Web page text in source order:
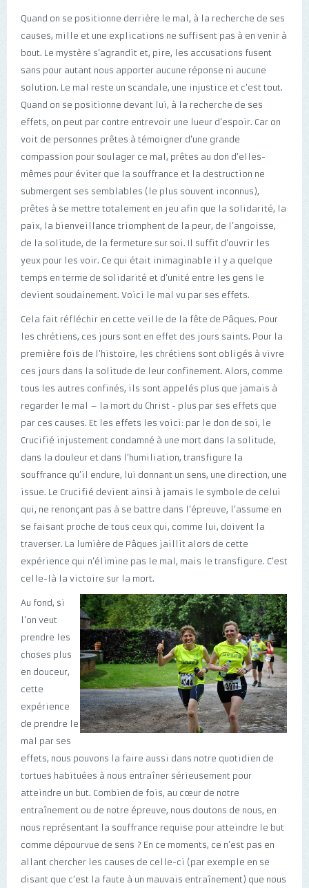
Quand on se positionne derrière le mal, à la recherche de ses
causes, mille et une explications ne suffisent pas à en venir à
bout. Le mystère s’agrandit et, pire, les accusations fusent
sans pour autant nous apporter aucune réponse ni aucune
solution. Le mal reste un scandale, une injustice et c’est tout.
Quand on se positionne devant lui, à la recherche de ses
effets, on peut par contre entrevoir une lueur d’espoir. Car on
voit de personnes prêtes à témoigner d’une grande
compassion pour soulager ce mal, prêtes au don d’elles-
mêmes pour éviter que la souffrance et la destruction ne
submergent ses semblables (le plus souvent inconnus),
prêtes à se mettre totalement en jeu afin que la solidarité, la
paix, la bienveillance triomphent de la peur, de l’angoisse,
de la solitude, de la fermeture sur soi. Il suffit d’ouvrir les
yeux pour les voir. Ce qui était inimaginable il y a quelque
temps en terme de solidarité et d’unité entre les gens le
devient soudainement. Voici le mal vu par ses effets.
Cela fait réfléchir en cette veille de la fête de Pâques. Pour
les chrétiens, ces jours sont en effet des jours saints. Pour la
première fois de l’histoire, les chrétiens sont obligés à vivre
ces jours dans la solitude de leur confinement. Alors, comme
tous les autres confinés, ils sont appelés plus que jamais à
regarder le mal – la mort du Christ - plus par ses effets que
par ces causes. Et les effets les voici: par le don de soi, le
Crucifié injustement condamné à une mort dans la solitude,
dans la douleur et dans l’humiliation, transfigure la
souffrance qu’il endure, lui donnant un sens, une direction, une
issue. Le Crucifié devient ainsi à jamais le symbole de celui
qui, ne renonçant pas à se battre dans l’épreuve, l’assume en
se faisant proche de tous ceux qui, comme lui, doivent la
traverser. La lumière de Pâques jaillit alors de cette
expérience qui n’élimine pas le mal, mais le transfigure. C’est
celle-là la victoire sur la mort.
Au fond, si
l’on veut
prendre les
choses plus
en douceur,
cette
expérience
de prendre le
mal par ses
effets, nous pouvons la faire aussi dans notre quotidien de
tortues habituées à nous entraîner sérieusement pour
atteindre un but. Combien de fois, au cœur de notre
entraînement ou de notre épreuve, nous doutons de nous, en
nous représentant la souffrance requise pour atteindre le but
comme dépourvue de sens ? En ce moments, ce n’est pas en
allant chercher les causes de celle-ci (par exemple en se
disant que c’est la faute à un mauvais entraînement) que nous